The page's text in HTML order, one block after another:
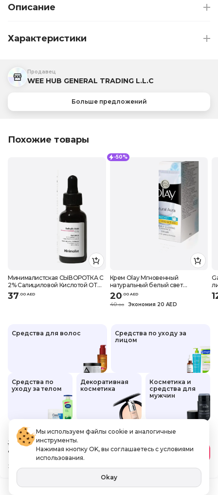
Описание
Характеристики
Продавец
WEE HUB GENERAL TRADING L.L.C
Больше предложений
Похожие товары
Минималистская СЫВОРОТКА С
2% Салициловой Кислотой ОТ
Прыщей, черных Точек И
ОТКРЫТЫХ пор, 1 Жидкая унция,
37 00 AED
-50%
Крем Olay Мгновенный
натуральный белый свет
Сияющая яркость 40 г
20 00 AED
40.00 Экономия 20 AED
Средства для волос
Средства по уходу за
лицом
Средства по
уходу за телом
Декоративная
косметика
Косметика и
средства для
мужчин
30 .00 AED
19 .50 AED
Экономия10 AED
В корзину
Включая НДС
Мы используем файлы cookie и аналогичные
инструменты.
Нажимая кнопку OK, вы соглашаетесь с условиями
использования.
Okay